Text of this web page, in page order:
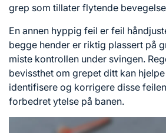
grep som tillater flytende
En annen hyppig feil er feil
begge hender er riktig plassert på
miste kontrollen under svingen.
bevissthet om grepet ditt kan
identifisere og korrigere disse
forbedret ytelse på banen.